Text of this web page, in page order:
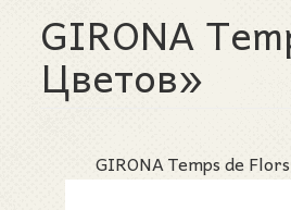
GIRONA
Цветов»
GIRONA Temps de